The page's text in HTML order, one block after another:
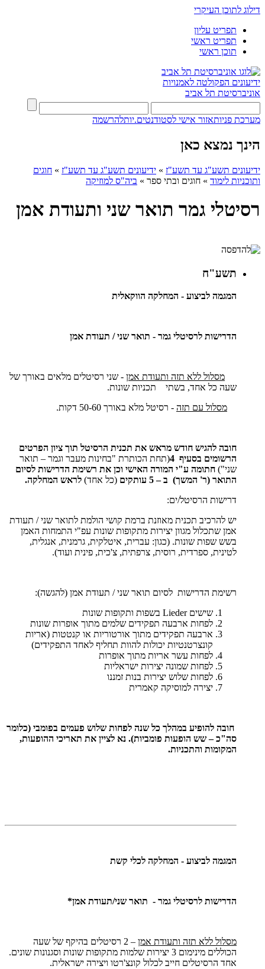
דילוג לתוכן העיקרי
תפריט עליון
תפריט ראשי
תוכן ראשי
ידיעונים הפקולטה לאמנויות
אוניברסיטת תל אביב
מערכת פניותאזור אישי לסטודנטים.יותלהרשמה
הינך נמצא כאן
ידיעונים תשע"ג עד תשע"ז » ידיעונים תשע"ג עד תשע"ז » חוגים
ותוכניות לימוד » חוגים ובתי ספר » ביה"ס למוזיקה
רסיטלי גמר תואר שני ותעודת אמן
תשע"ח
המגמה לביצוע - המחלקה הווקאלית
הדרישות לרסיטלי גמר - תואר שני / תעודת אמן
מסלול ללא תזה ותעודת אמן - שני רסיטלים מלאים באורך של
שעה כל אחד, בשתי תכניות שונות.
מסלול עם תזה - רסיטל מלא באורך 50-60 דקות.
חובה להגיש חודש מראש את תכנית הרסיטל תוך ציון הפרטים
הרשומים בסעיף 4
(תחת הכותרת "בחינות מעבר וגמר – תואר
שני") חתומה ע"י המורה האישי וכן את רשימת הדרישות לסיום
התואר (ר' המשך) ב – 5 עותקים
(כל אחד) לראש המחלקה.
דרישות הרסיטל/ים:
יש להרכיב תכנית מאוזנת ברמת קושי הולמת לתואר שני / תעודת
אמן שתכלול מגוון יצירות מתקופות שונות עפ"י התמחות האמן
בשש שפות שונות. (כגון: עברית, איטלקית, גרמנית, אנגלית,
לטינית, ספרדית, רוסית, צרפתית, צ'כית, פינית ועוד).
רשימת הדרישות לסיום תואר שני / תעודת אמן (להגשה):
שישיםLieder בשפות ותקופות שונות
לפחות ארבעה תפקידים שלמים מתוך אופרות שונות
ארבעה תפקידים מתוך אורטוריות או קנטטות )אריות
קונצרטנטיות יכולות להוות תחליף לאחד התפקידים)
לפחות עשר אריות מתוך אופרות
לפחות שמונה יצירות ישראליות
לפחות שלוש יצירות בנות זמננו
יצירה למוסיקה קאמרית
חובה להופיע במהלך כל שנה לפחות שלוש פעמים בפומבי (כלומר
סה"כ – שש הופעות פומביות). נא לציין את תאריכי ההופעות,
המקומות והתכניות.
המגמה לביצוע - המחלקה לכלי קשת
הדרישות לרסיטלי גמר - תואר שני/תעודת אמן*
מסלול ללא תזה ותעודת אמן
– 2 רסיטלים בהיקף של שעה
הכוללים מינימום 3 יצירות שלמות מתקופות שונות וסגנונות שונים.
אחד הרסיטלים חייב לכלול קונצ'רטו ויצירה ישראלית.